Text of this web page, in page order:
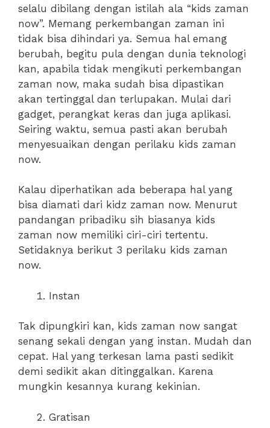
selalu dibilang dengan istilah ala “kids zaman
now”. Memang perkembangan zaman ini
tidak bisa dihindari ya. Semua hal emang
berubah, begitu pula dengan dunia teknologi
kan, apabila tidak mengikuti perkembangan
zaman now, maka sudah bisa dipastikan
akan tertinggal dan terlupakan. Mulai dari
gadget, perangkat keras dan juga aplikasi.
Seiring waktu, semua pasti akan berubah
menyesuaikan dengan perilaku kids zaman
now.
Kalau diperhatikan ada beberapa hal yang
bisa diamati dari kidz zaman now. Menurut
pandangan pribadiku sih biasanya kids
zaman now memiliki ciri-ciri tertentu.
Setidaknya berikut 3 perilaku kids zaman
now.
Instan
Tak dipungkiri kan, kids zaman now sangat
senang sekali dengan yang instan. Mudah dan
cepat. Hal yang terkesan lama pasti sedikit
demi sedikit akan ditinggalkan. Karena
mungkin kesannya kurang kekinian.
Gratisan